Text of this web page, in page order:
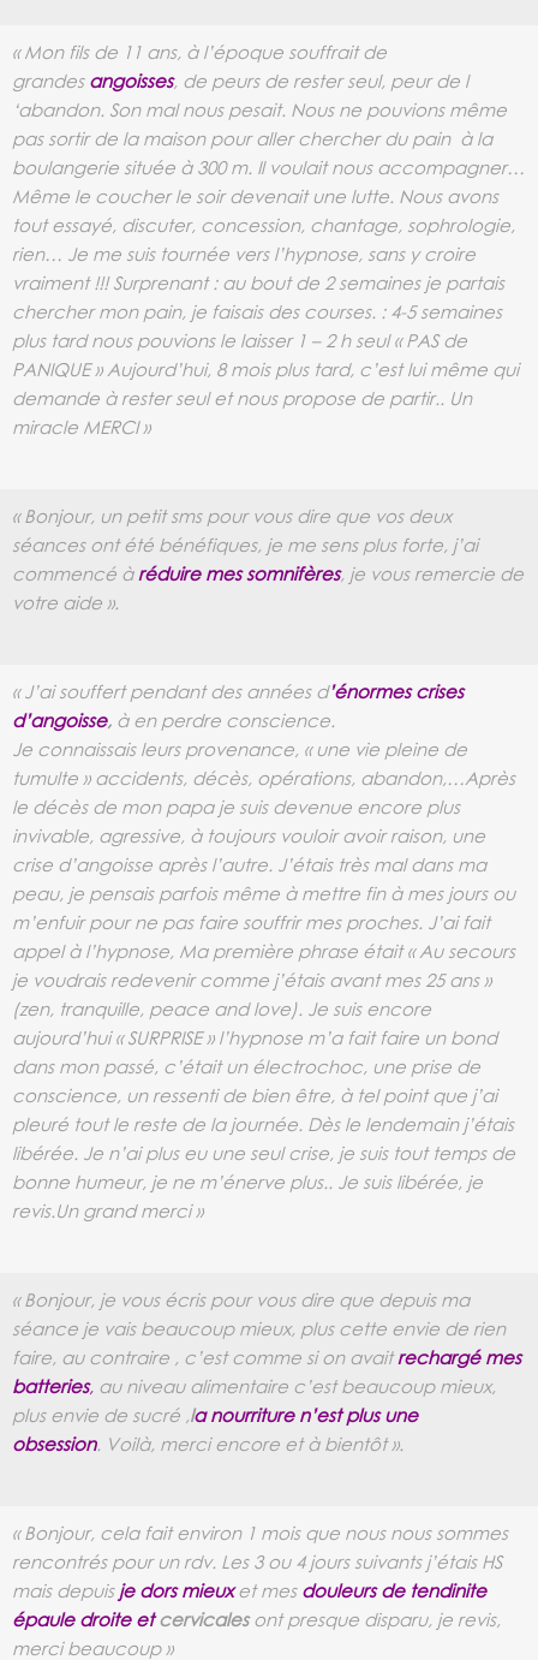
« Mon fils de 11 ans, à l’époque souffrait de
grandes angoisses, de peurs de rester seul, peur de l
‘abandon. Son mal nous pesait. Nous ne pouvions même
pas sortir de la maison pour aller chercher du pain à la
boulangerie située à 300 m. Il voulait nous accompagner…
Même le coucher le soir devenait une lutte. Nous avons
tout essayé, discuter, concession, chantage, sophrologie,
rien… Je me suis tournée vers l’hypnose, sans y croire
vraiment !!! Surprenant : au bout de 2 semaines je partais
chercher mon pain, je faisais des courses. : 4-5 semaines
plus tard nous pouvions le laisser 1 – 2 h seul « PAS de
PANIQUE » Aujourd’hui, 8 mois plus tard, c’est lui même qui
demande à rester seul et nous propose de partir.. Un
miracle MERCI »
« Bonjour, un petit sms pour vous dire que vos deux
séances ont été bénéfiques, je me sens plus forte, j’ai
commencé à réduire mes somnifères, je vous remercie de
votre aide ».
« J’ai souffert pendant des années d’énormes crises
d’angoisse, à en perdre conscience.
Je connaissais leurs provenance, « une vie pleine de
tumulte » accidents, décès, opérations, abandon,…Après
le décès de mon papa je suis devenue encore plus
invivable, agressive, à toujours vouloir avoir raison, une
crise d’angoisse après l’autre. J’étais très mal dans ma
peau, je pensais parfois même à mettre fin à mes jours ou
m’enfuir pour ne pas faire souffrir mes proches. J’ai fait
appel à l’hypnose, Ma première phrase était « Au secours
je voudrais redevenir comme j’étais avant mes 25 ans »
(zen, tranquille, peace and love). Je suis encore
aujourd’hui « SURPRISE » l’hypnose m’a fait faire un bond
dans mon passé, c’était un électrochoc, une prise de
conscience, un ressenti de bien être, à tel point que j’ai
pleuré tout le reste de la journée. Dès le lendemain j’étais
libérée. Je n’ai plus eu une seul crise, je suis tout temps de
bonne humeur, je ne m’énerve plus.. Je suis libérée, je
revis.Un grand merci »
« Bonjour, je vous écris pour vous dire que depuis ma
séance je vais beaucoup mieux, plus cette envie de rien
faire, au contraire , c’est comme si on avaitrechargé mes
batteries, au niveau alimentaire c’est beaucoup mieux,
plus envie de sucré ,la nourriture n’est plus une
obsession. Voilà, merci encore et à bientôt ».
« Bonjour, cela fait environ 1 mois que nous nous sommes
rencontrés pour un rdv. Les 3 ou 4 jours suivants j’étais HS
mais depuis je dors mieuxet mes douleurs de tendinite
épaule droite etcervicalesont presque disparu, je revis,
mercibeaucoup »